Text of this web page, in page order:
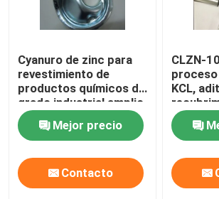
Químicos para galvanoplastia
Productos Químicos Finos
Productos químicos para
Productos químicos de nueva
Cyanuro de zinc para
revestimiento de
productos químicos de
grado industrial amplio
rango de operación;
amplio rango de
operación; JZ-2
Mejor precio
Contacto
CLZN-
KCL,
barricas